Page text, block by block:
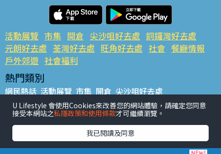
活動展覽 市集 開倉 尖沙咀好去處 銅鑼灣好去處
元朗好去處 荃灣好去處 旺角好去處 社會 餐廳情報
戶外郊遊 社會福利
熱門類別
網民熱話 活動展覽 市集 開倉 尖沙咀好去處
銅鑼灣好去處 元朗好去處 荃灣好去處 旺角好去處 社會
餐廳情報 戶外郊遊
熱門標籤
#UGO搵好去處 #人氣活動推介 #美食社群熱話
U Lifestyle 會使用Cookies來改善您的網站體驗，請確定您同意
接受本網站之私隱政策和使用條款才可繼續瀏覽。
我已閱讀及同意